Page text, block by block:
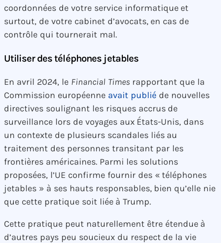
coordonnées de votre service informatique et
surtout, de votre cabinet d’avocats, en cas de
contrôle qui tournerait mal.
Utiliser des téléphones jetables
En avril 2024, le Financial Times rapportant que la
Commission européenne avait publiéde nouvelles
directives soulignant les risques accrus de
surveillance lors de voyages aux États-Unis, dans
un contexte de plusieurs scandales liés au
traitement des personnes transitant par les
frontières américaines. Parmi les solutions
proposées, l’UE confirme fournir des « téléphones
jetables » à ses hauts responsables, bien qu’elle nie
que cette pratique soit liée à Trump.
Cette pratique peut naturellement être étendue à
d’autres pays peu soucieux du respect de la vie